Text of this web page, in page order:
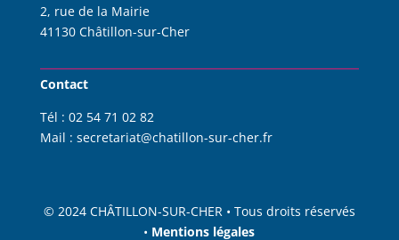
2, rue de la Mairie
41130 Châtillon-sur-Cher
Contact
Tél : 02 54 71 02 82
Mail : secretariat@chatillon-sur-cher.fr
© 2024 CHÂTILLON-SUR-CHER • Tous droits réservés
• Mentions légales